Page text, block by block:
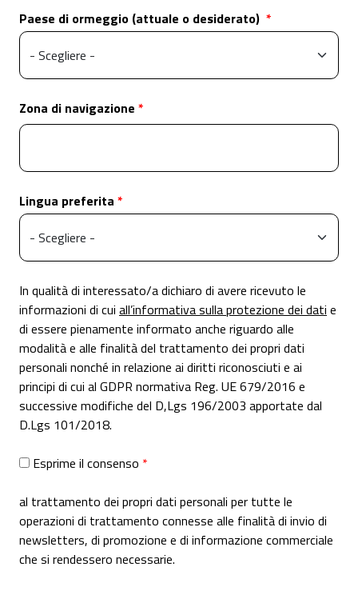
Paese di ormeggio (attuale o desiderato)
Zona di navigazione
Lingua preferita
In qualità di interessato/a dichiaro di avere ricevuto le
informazioni di cui all’informativa sulla protezione dei dati e
di essere pienamente informato anche riguardo alle
modalità e alle finalità del trattamento dei propri dati
personali nonché in relazione ai diritti riconosciuti e ai
principi di cui al GDPR normativa Reg. UE 679/2016 e
successive modifiche del D,Lgs 196/2003 apportate dal
D.Lgs 101/2018.
Esprime il consenso
al trattamento dei propri dati personali per tutte le
operazioni di trattamento connesse alle finalità di invio di
newsletters, di promozione e di informazione commerciale
che si rendessero necessarie.